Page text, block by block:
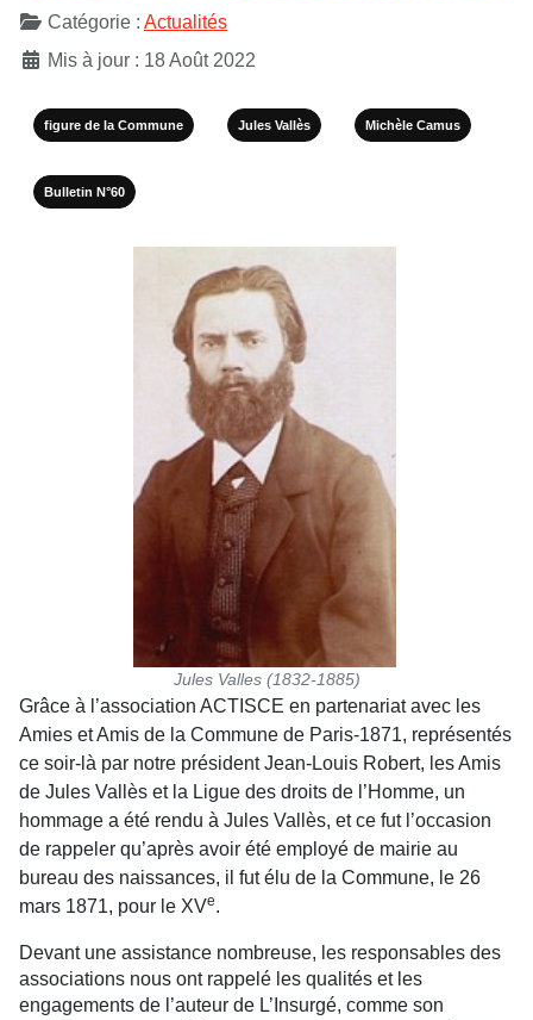
DétailsCatégorie : Actualités
Mis à jour : 18 Août 2022
figure de la Commune Jules Vallès Michèle Camus
Bulletin N°60
Jules Valles (1832-1885)
Grâce à l’association ACTISCE en partenariat avec les
Amies et Amis de la Commune de Paris-1871, représentés
ce soir-là par notre président Jean-Louis Robert, les Amis
de Jules Vallès et la Ligue des droits de l’Homme, un
hommage a été rendu à Jules Vallès, et ce fut l’occasion
de rappeler qu’après avoir été employé de mairie au
bureau des naissances, il fut élu de la Commune, le 26
mars 1871, pour le XVe.
Devant une assistance nombreuse, les responsables des
associations nous ont rappelé les qualités et les
engagements de l’auteur de L’Insurgé, comme son